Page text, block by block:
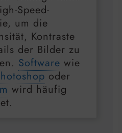
Speed-
um die
Kontraste
der Bilder zu
Software wie
oder
wird häufig